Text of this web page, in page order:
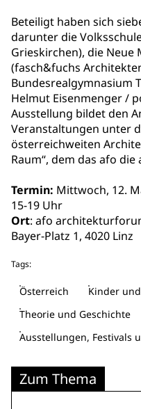
Beteiligt haben sich
darunter die
Grieskirchen), die Neue
(fasch&fuchs
Bundesrealgymnasium
Helmut Eisenmenger /
Ausstellung bildet den
Veranstaltungen unter
österreichweiten
Raum“, dem das afo
Termin: Mittwoch, 12.
15-19 Uhr
Ort: afo
Bayer-Platz 1, 4020 Linz
Tags:
Österreich
Kinder
Theorie und Geschichte
Ausstellungen, Festivals
Zum Thema